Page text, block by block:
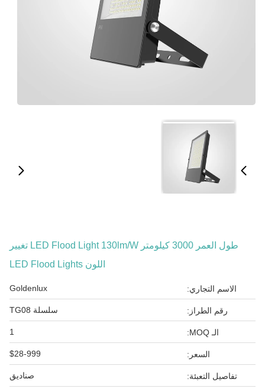
طول العمر 3000 كيلومتر LED Flood Light 130lm/W تغيير
اللون LED Flood Lights
الاسم التجاري: Goldenlux
رقم الطراز: سلسلة TG08
الـ MOQ: 1
السعر: $28-999
تفاصيل التعبئة: صناديق